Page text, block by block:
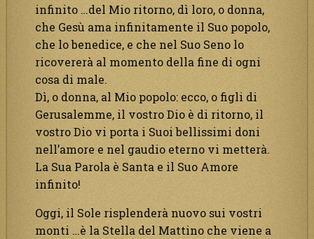
infinito …del Mio ritorno, dì loro, o donna,
che Gesù ama infinitamente il Suo popolo,
che lo benedice, e che nel Suo Seno lo
ricovererà al momento della fine di ogni
cosa di male.
Dì, o donna, al Mio popolo: ecco, o figli di
Gerusalemme, il vostro Dio è di ritorno, il
vostro Dio vi porta i Suoi bellissimi doni
nell’amore e nel gaudio eterno vi metterà.
La Sua Parola è Santa e il Suo Amore
infinito!
Oggi, il Sole risplenderà nuovo sui vostri
monti …è la Stella del Mattino che viene a